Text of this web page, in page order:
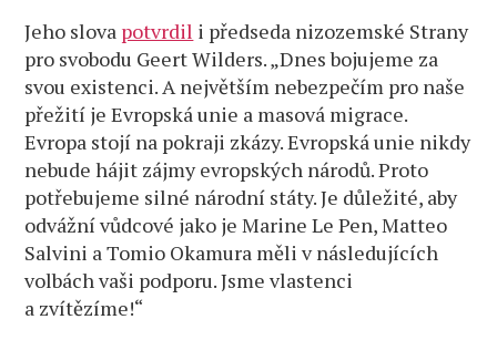
Jeho slova potvrdil i předseda nizozemské Strany
pro svobodu Geert Wilders. „Dnes bojujeme za
svou existenci. A největším nebezpečím pro naše
přežití je Evropská unie a masová migrace.
Evropa stojí na pokraji zkázy. Evropská unie nikdy
nebude hájit zájmy evropských národů. Proto
potřebujeme silné národní státy. Je důležité, aby
odvážní vůdcové jako je Marine Le Pen, Matteo
Salvini a Tomio Okamura měli v následujících
volbách vaši podporu. Jsme vlastenci
a zvítězíme!“